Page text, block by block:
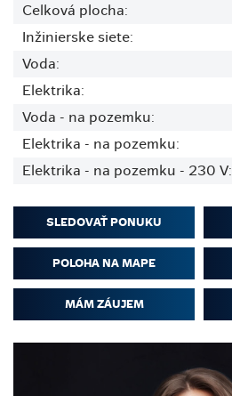
Celková plocha:
Inžinierske siete:
Voda:
Elektrika:
Voda - na pozemku:
Elektrika - na pozemku:
Elektrika - na pozemku - 230 V:
SLEDOVAŤ PONUKU
POLOHA NA MAPE
MÁM ZÁUJEM